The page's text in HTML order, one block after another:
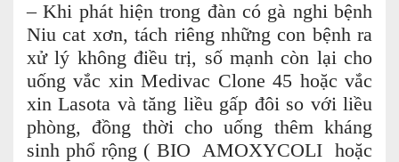
– Khi phát hiện trong đàn có gà nghi bệnh
Niu cat xơn, tách riêng những con bệnh ra
xử lý không điều trị, số mạnh còn lại cho
uống vắc xin Medivac Clone 45 hoặc vắc
xin Lasota và tăng liều gấp đôi so với liều
phòng, đồng thời cho uống thêm kháng
sinh phổ rộng ( BIO AMOXYCOLI hoặc